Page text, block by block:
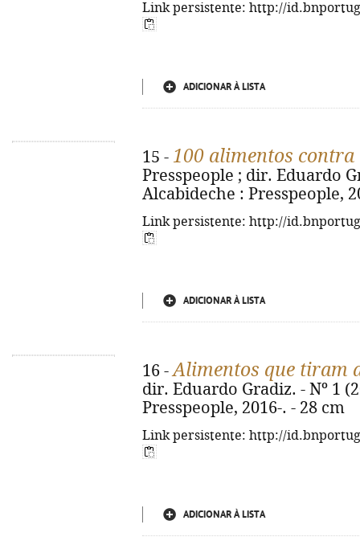
Link persistente: http://
ADICIONAR À LISTA
15 - 100 alimentos contra
Presspeople ; dir. Eduardo
Alcabideche : Presspeople,
Link persistente: http://
ADICIONAR À LISTA
16 -Alimentos que tiram
dir. Eduardo Gradiz. - Nº 1
Presspeople, 2016-. - 28 cm
Link persistente: http://
ADICIONAR À LISTA